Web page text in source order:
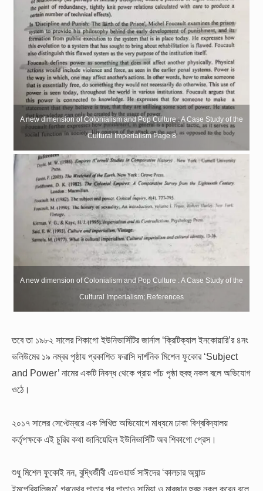
A new dimension of Colonialism and Pop Culture : A Case Study of the
Cultural Imperialism Page 8
A new dimension of Colonialism and Pop Culture : A Case Study of the
Cultural Imperialism; References
তবে তা ১৯৮২ সালের শিকাগো ইউনিভার্সিটির জার্নাল ‘ক্রিটিক্যাল ইনকোয়ারি’র ৪নং
ভলিউমের ১৯ নম্বর পৃষ্ঠায় প্রকাশিত ফরাসি দার্শনিক মিশেল ফুকোর ‘Subject
and Power’ নামের একটি নিবন্ধ থেকে প্রায় পাঁচ পৃষ্ঠা হুবহু নকল বলে অভিযোগ
ওঠে।
২০১৭ সালের সেপ্টেম্বরে এক লিখিত অভিযোগে মাধ্যমে ঢাকা বিশ্ববিদ্যালয়
কর্তৃপক্ষকে এই চুরির কথা জানিয়েছিল ইউনিভার্সিটি অব শিকাগো প্রেস।
শুধু মিশেল ফুকোই নন, বুদ্ধিজীবী এডওয়ার্ড সাঈদের ‘কালচার অ্যান্ড
ইমপেরিয়ালিজম’ গ্রন্থের পাতার পর পাতাও সামিয়া ও মারজান হুবহু নকল করেন বলে